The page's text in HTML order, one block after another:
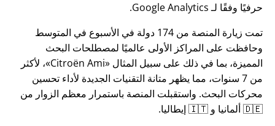
حرفيًا وفقًا لـ Google Analytics.
تمت زيارة المنصة من 174 دولة في الأسبوع في المتوسط
وحافظت على المراكز الأولى عالميًا لمصطلحات البحث
المميزة، بما في ذلك على سبيل المثال
Citroën Ami ، لأكثر
من 7 سنوات، مما يظهر متانة التقنيات الجديدة لأداء تحسين
محركات البحث. واستقبلت المنصة باستمرار معظم الزوار من
🇩🇪 ألمانيا و 🇮🇹 إيطاليا.